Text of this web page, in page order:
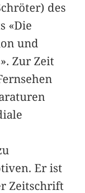
des
«Die
und
Zur Zeit
Er ist
Zeitschrift